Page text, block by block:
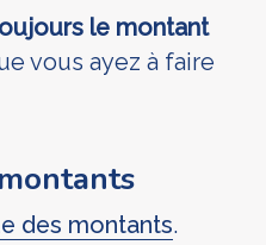
le montant
vous ayez à faire
des montants.